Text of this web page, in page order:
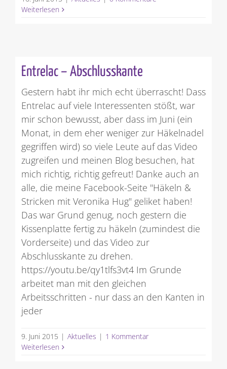
Weiterlesen
Entrelac – Abschlusskante
Gestern habt ihr mich echt überrascht! Dass
Entrelac auf viele Interessenten stößt, war
mir schon bewusst, aber dass im Juni (ein
Monat, in dem eher weniger zur Häkelnadel
gegriffen wird) so viele Leute auf das Video
zugreifen und meinen Blog besuchen, hat
mich richtig, richtig gefreut! Danke auch an
alle, die meine Facebook-Seite "Häkeln &
Stricken mit Veronika Hug" geliket haben!
Das war Grund genug, noch gestern die
Kissenplatte fertig zu häkeln (zumindest die
Vorderseite) und das Video zur
Abschlusskante zu drehen.
https://youtu.be/qy1tlfs3vt4 Im Grunde
arbeitet man mit den gleichen
Arbeitsschritten - nur dass an den Kanten in
jeder
9. Juni 2015 | Aktuelles | 1 Kommentar
Weiterlesen